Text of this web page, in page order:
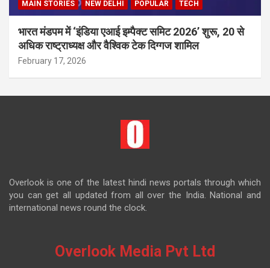
MAIN STORIES
NEW DELHI POPULAR TECH
भारत मंडपम में ‘इंडिया एआई इम्पैक्ट समिट 2026’ शुरू, 20 से
अधिक राष्ट्राध्यक्ष और वैश्विक टेक दिग्गज शामिल
February 17, 2026
Overlook is one of the latest hindi news portals through which
you can get all updated from all over the India. National and
international news round the clock.
Overlook Media Pvt Ltd